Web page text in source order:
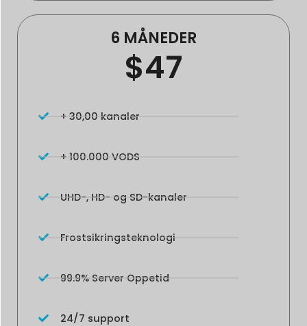
6 MÅNEDER
$47
+ 30,00 kanaler
+ 100.000 VODS
UHD-, HD- og SD-kanaler
Frostsikringsteknologi
99.9% Server Oppetid
24/7 support